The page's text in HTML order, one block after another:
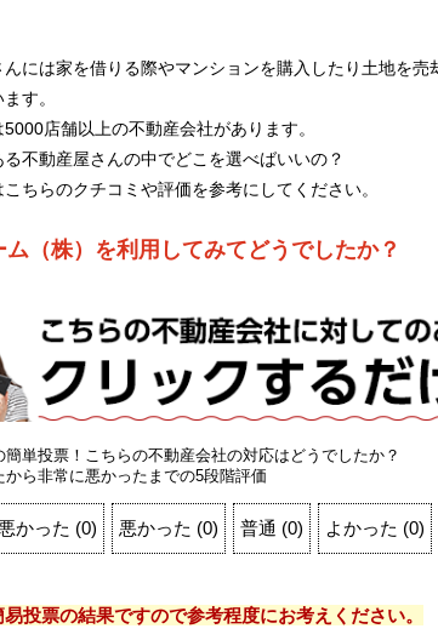
には家を借りる際やマンションを購入したり土地を売
す。
店舗以上の不動産会社があります。
る不動産屋さんの中でどこを選べばいいの？
ちらのクチコミや評価を参考にしてください。
ム（株）を利用してみてどうでしたか？
簡単投票！こちらの不動産会社の対応はどうでしたか？
から非常に悪かったまでの5段階評価
かった (0) 悪かった (0) 普通 (0) よかった (0)
投票の結果ですので参考程度にお考えください。